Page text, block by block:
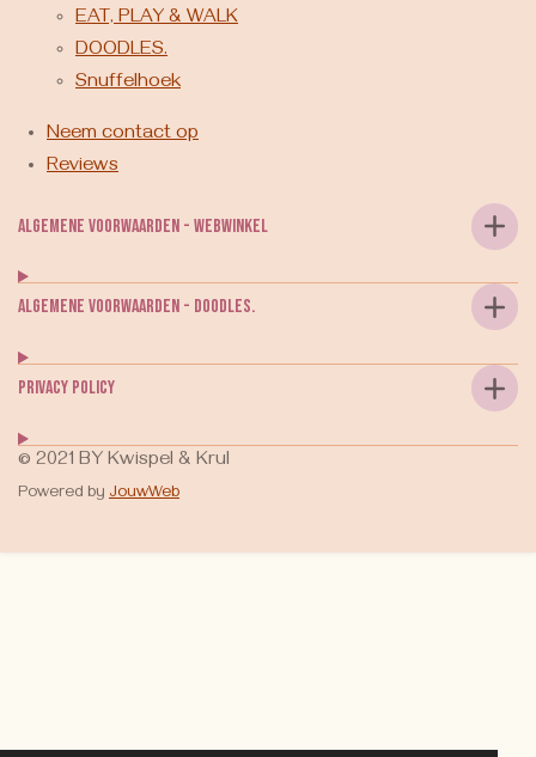
EAT, PLAY & WALK
DOODLES.
Snuffelhoek
Neem contact op
Reviews
Algemene voorwaarden - webwinkel
Algemene voorwaarden - DOODLES.
Privacy Policy
© 2021 BY Kwispel & Krul
Powered by JouwWeb